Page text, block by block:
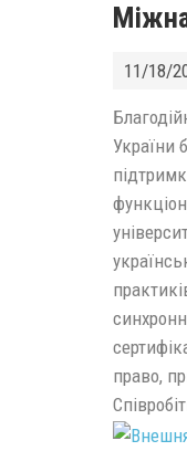
11/18/
України
право,